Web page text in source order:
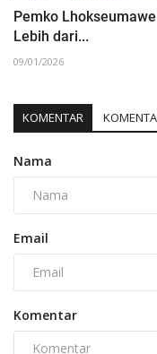
Pemko
Lebih dari...
09/01/2026
KOMENTAR
Nama
Email
Komentar